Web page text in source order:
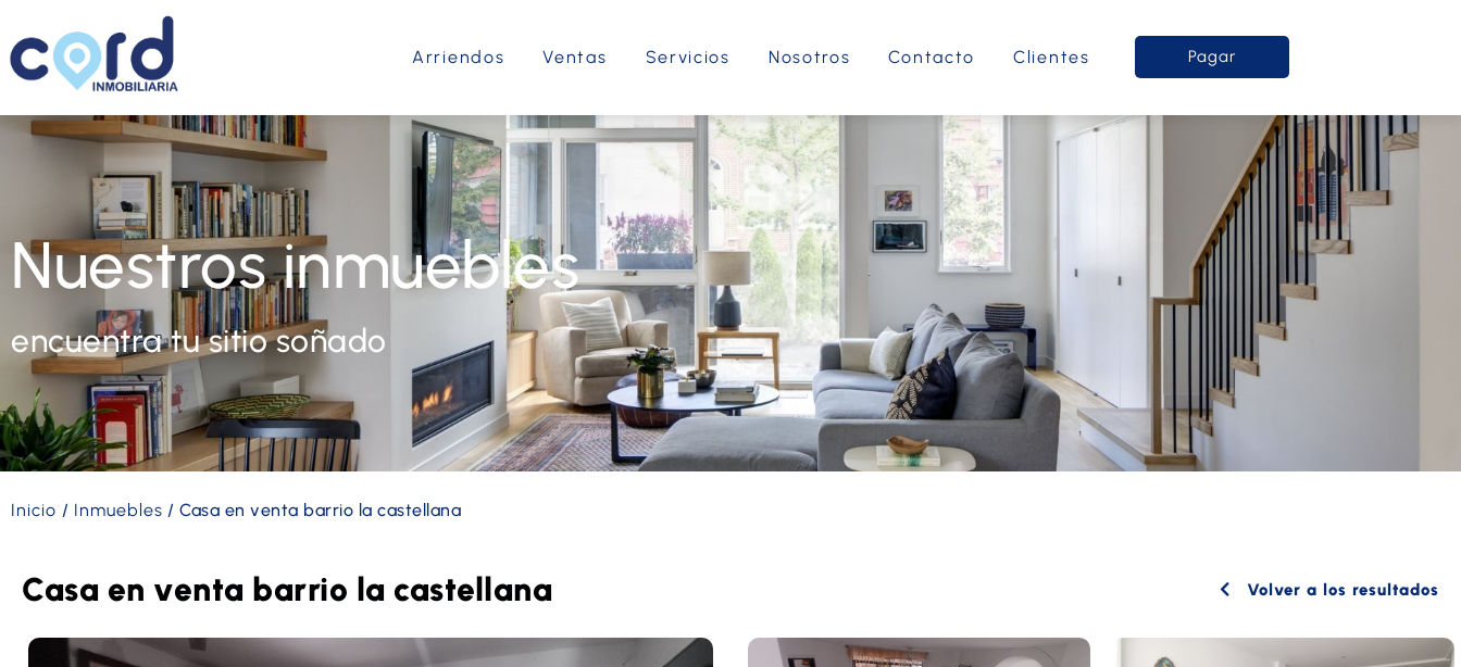
Arriendos Ventas Servicios Nosotros Contacto Clientes Pagar
Nuestros inmuebles
encuentra tu sitio soñado
Inicio / Inmuebles / Casa en venta barrio la castellana
Casa en venta barrio la castellana Volver a los resultados